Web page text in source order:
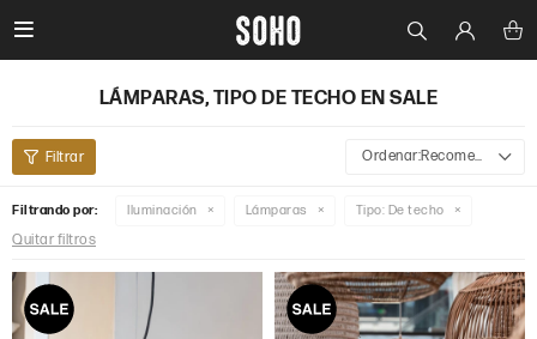

LÁMPARAS, TIPO DE TECHO EN SALE
Recomendados
Filtrando por: Iluminación Lámparas Tipo: De techo
Quitar filtros